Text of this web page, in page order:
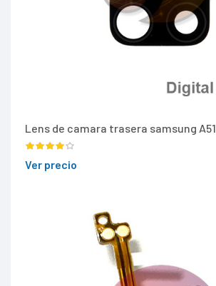
Lens de camara trasera samsung A51
Ver precio